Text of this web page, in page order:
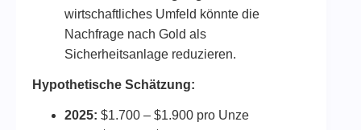
wirtschaftliches Umfeld könnte die
Nachfrage nach Gold als
Sicherheitsanlage reduzieren.
Hypothetische Schätzung:
2025: $1.700 – $1.900 pro Unze